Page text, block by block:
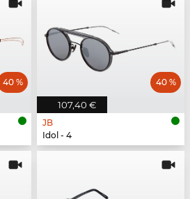
40 %
107,40 €
40 %
JB
Idol - 4